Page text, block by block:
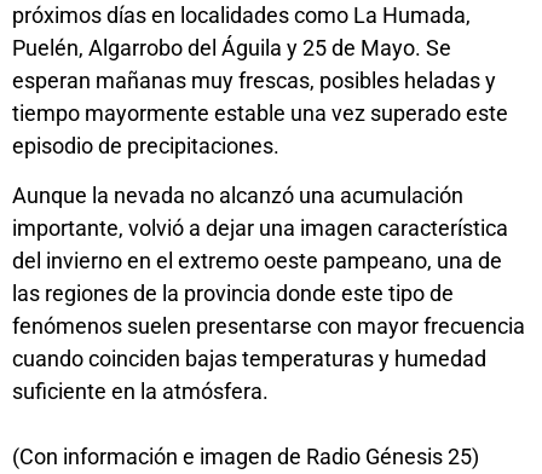
próximos días en localidades como La Humada,
Puelén, Algarrobo del Águila y 25 de Mayo. Se
esperan mañanas muy frescas, posibles heladas y
tiempo mayormente estable una vez superado este
episodio de precipitaciones.
Aunque la nevada no alcanzó una acumulación
importante, volvió a dejar una imagen característica
del invierno en el extremo oeste pampeano, una de
las regiones de la provincia donde este tipo de
fenómenos suelen presentarse con mayor frecuencia
cuando coinciden bajas temperaturas y humedad
suficiente en la atmósfera.
(Con información e imagen de Radio Génesis 25)